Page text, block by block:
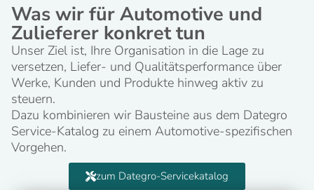
Was wir für Automotive und
Zulieferer konkret tun
Unser Ziel ist, Ihre Organisation in die Lage zu
versetzen, Liefer- und Qualitätsperformance über
Werke, Kunden und Produkte hinweg aktiv zu
steuern.
Dazu kombinieren wir Bausteine aus dem Dategro
Service-Katalog zu einem Automotive-spezifischen
Vorgehen.
zum Dategro-Servicekatalog